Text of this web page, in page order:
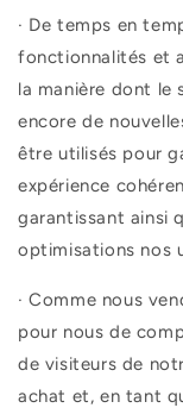
· De temps en
fonctionnalités et
la manière dont le
encore de
être utilisés pour
expérience
garantissant ainsi
optimisations nos
· Comme nous
pour nous de
de visiteurs de
achat et, en tant